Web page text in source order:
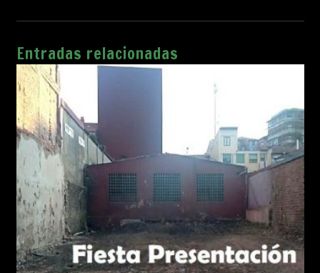
Entradas relacionadas